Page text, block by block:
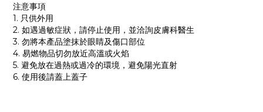
注意事項
1. 只供外用
2. 如遇過敏症狀，請停止使用，並洽詢皮膚科醫生
3. 勿將本產品塗抹於眼睛及傷口部位
4. 易燃物品切勿放近高溫或火焰
5. 避免放在過熱或過冷的環境，避免陽光直射
6. 使用後請蓋上蓋子